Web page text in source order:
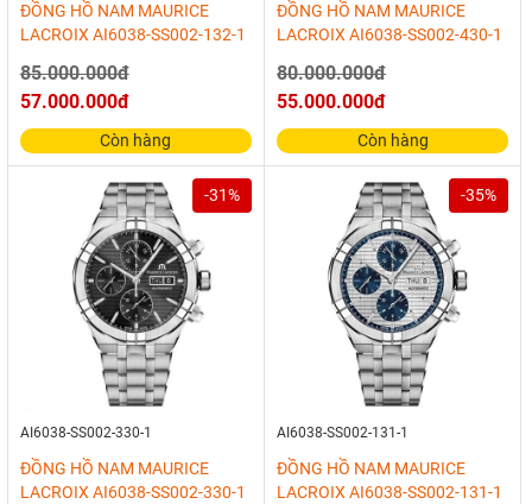
ĐỒNG HỒ NAM MAURICE
LACROIX AI6038-SS002-132-1
85.000.000đ
57.000.000đ
Còn hàng
ĐỒNG HỒ NAM MAURICE
LACROIX AI6038-SS002-430-1
80.000.000đ
55.000.000đ
Còn hàng
-31%
AI6038-SS002-330-1
ĐỒNG HỒ NAM MAURICE
LACROIX AI6038-SS002-330-1
-35%
AI6038-SS002-131-1
ĐỒNG HỒ NAM MAURICE
LACROIX AI6038-SS002-131-1